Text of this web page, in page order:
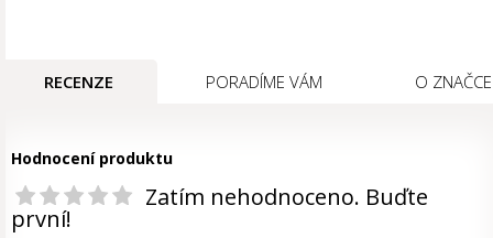
RECENZE PORADÍME VÁM O ZNAČCE
Hodnocení produktu
Zatím nehodnoceno. Buďte
první!